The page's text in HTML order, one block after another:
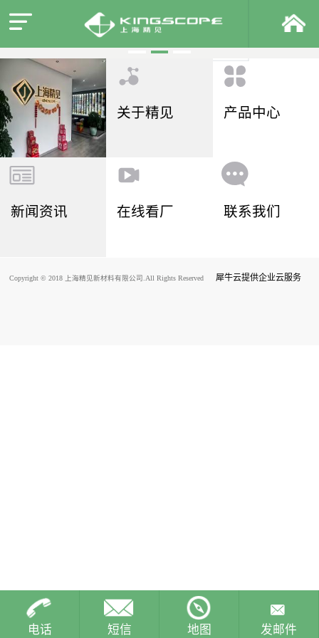
关于精见 产品中心
新闻资讯 在线看厂 联系我们
Copyright © 2018 上海精见新材料有限公司.All Rights Reserved 犀牛云提供企业云服务
电话 短信 地图 发邮件